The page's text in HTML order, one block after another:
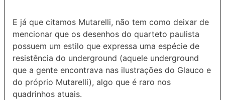
E já que citamos Mutarelli, não tem como deixar de
mencionar que os desenhos do quarteto paulista
possuem um estilo que expressa uma espécie de
resistência do underground (aquele underground
que a gente encontrava nas ilustrações do Glauco e
do próprio Mutarelli), algo que é raro nos
quadrinhos atuais.